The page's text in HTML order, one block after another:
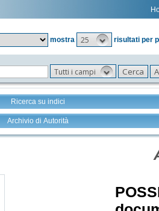
mostra
25 risultati per
Tutti i campi
Ricerca su indici
Archivio di Autorità